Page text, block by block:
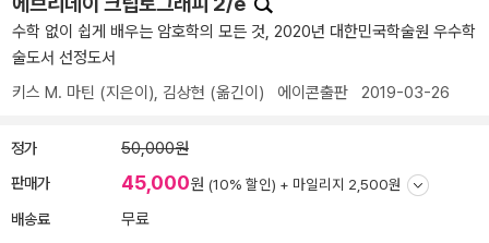
수학 없이 쉽게 배우는 암호학의 모든 것, 2020년 대한민국학술원 우수학
술도서 선정도서
키스 M. 마틴 (지은이), 김상현 (옮긴이) 에이콘출판 2019-03-26
정가 50,000원
판매가 45,000원 (10% 할인) + 마일리지 2,500원
배송료 무료